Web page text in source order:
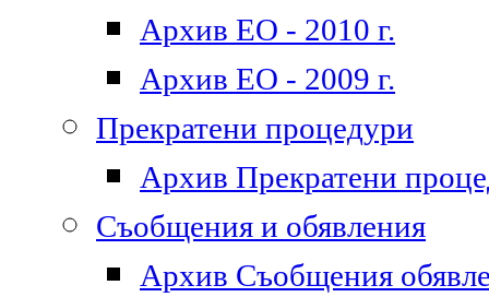
Архив ЕО - 2010 г.
Архив ЕО - 2009 г.
Прекратени процедури
Архив Прекратени
Съобщения и обявления
Архив Съобщения